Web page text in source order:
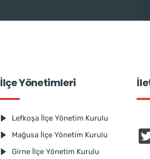
İlçe Yönetimleri
Lefkoşa İlçe Yönetim Kurulu
Mağusa İlçe Yönetim Kurulu
Girne İlçe Yönetim Kurulu